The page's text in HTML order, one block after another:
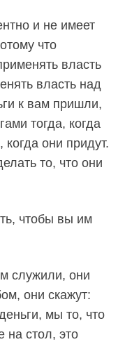
и не имеет
что
власть
власть над
к вам пришли,
тогда, когда
когда они придут.
то, что они
чтобы вы им
служили, они
они скажут:
мы то, что
на стол, это